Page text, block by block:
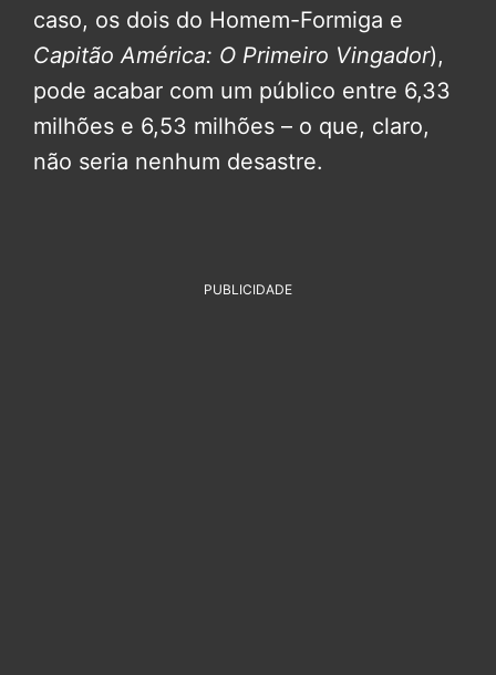
caso, os dois do Homem-Formiga e
Capitão América: O Primeiro Vingador),
pode acabar com um público entre 6,33
milhões e 6,53 milhões – o que, claro,
não seria nenhum desastre.
PUBLICIDADE